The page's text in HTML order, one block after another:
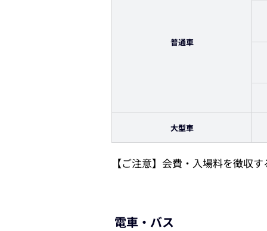
普通車
大型車
【ご注意】会費・入場料を徴収
電車・バス